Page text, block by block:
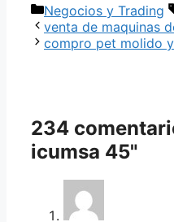
Categorías
Negocios y Trading
venta de maquinas
compro pet molido
234
icumsa 45"